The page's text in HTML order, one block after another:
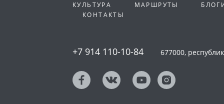
КУЛЬТУРА МАРШРУТЫ
КОНТАКТЫ
+7 914 110-10-84 677000,